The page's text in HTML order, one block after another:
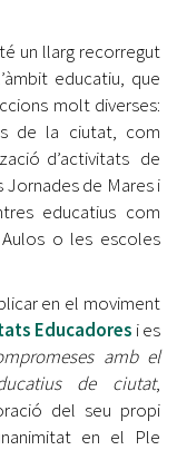
un llarg recorregut
educatiu, que
molt diverses:
de la ciutat, com
d’activitats de
de Mares i
educatius com
Aulos o les escoles
en el moviment
Educadores i es
amb el
de ciutat,
del seu propi
en el Ple